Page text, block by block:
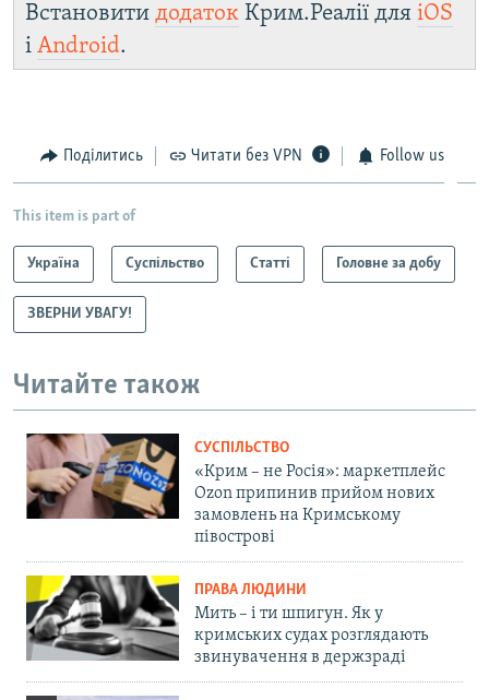
Встановити додаток Крим.Реалії для iOS
і Android.
Поділитись Читати без VPN Follow us
This item is part of
Україна Суспільство Статті Головне за добу
ЗВЕРНИ УВАГУ!
Читайте також
СУСПІЛЬСТВО
«Крим – не Росія»: маркетплейс
Ozon припинив прийом нових
замовлень на Кримському
півострові
ПРАВА ЛЮДИНИ
Мить – і ти шпигун. Як у
кримських судах розглядають
звинувачення в держзраді